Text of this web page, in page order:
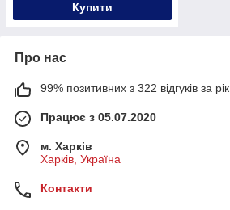
Купити
Про нас
99% позитивних з 322 відгуків за рік
Працює з 05.07.2020
м. Харків
Харків, Україна
Контакти